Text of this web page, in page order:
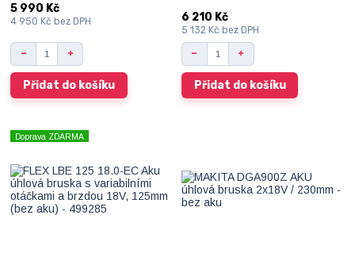
5 990 Kč
4 950 Kčbez DPH
Přidat do košíku
6 210 Kč
5 132 Kč bez DPH
Přidat do košíku
Doprava ZDARMA